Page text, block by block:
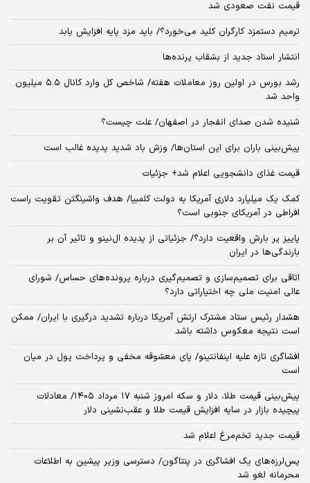
قیمت نفت صعودی شد
ترمیم دستمزد کارگران کلید می‌خورد؟/ باید مزد پایه افزایش یابد
انتشار اسناد جدید از بشقاب پرنده‌ها
رشد بورس در اولین روز معاملات هفته/ شاخص کل وارد کانال ۵.۵ میلیون
واحد شد
شنیده شدن صدای انفجار در اصفهان/ علت چیست؟
پیش‌بینی باران برای این استان‌ها/ وزش باد شدید پدیده غالب است
قیمت غذای دانشجویی اعلام شد+ جزئیات
کمک یک میلیارد دلاری آمریکا به دولت کلمبیا/ هدف واشینگتن تقویت راست
افراطی در آمریکای جنوبی است؟
پاییز پر بارش واقعیت دارد؟/ جزئیاتی از پدیده ال‌نینو و تاثیر آن بر
بارندگی‌ها در ایران
اتاقی برای تصمیم‌سازی و تصمیم‌گیری درباره پرونده‌های حساس/ شورای
عالی امنیت ملی چه اختیاراتی دارد؟
هشدار رئیس ستاد مشترک ارتش آمریکا درباره تشدید درگیری با ایران/ ممکن
است نتیجه معکوس داشته باشد
افشاگری تازه علیه اینفانتینو/ پای معشوقه مخفی و پرداخت پول در میان
است
پیش‌بینی قیمت طلا، دلار و سکه امروز شنبه ۱۷ مرداد ۱۴۰۵/ معادلات
پیچیده بازار در سایه افزایش قیمت طلا و عقب‌نشینی دلار
قیمت جدید تخم‌مرغ اعلام شد
پس‌لرزه‌های یک افشاگری در پنتاگون/ دسترسی وزیر پیشین به اطلاعات
محرمانه لغو شد